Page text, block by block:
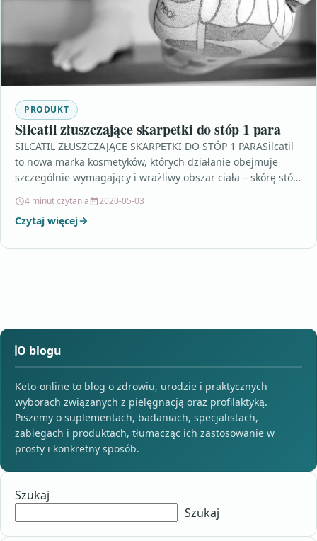
PRODUKT
Silcatil złuszczające skarpetki do stóp 1 para
SILCATIL ZŁUSZCZAJĄCE SKARPETKI DO STÓP 1 PARASilcatil
to nowa marka kosmetyków, których działanie obejmuje
szczególnie wymagający i wrażliwy obszar ciała – skórę stóp.
4 minut czytania 2020-05-03
Czytaj więcej
O blogu
Keto-online to blog o zdrowiu, urodzie i praktycznych
wyborach związanych z pielęgnacją oraz profilaktyką.
Piszemy o suplementach, badaniach, specjalistach,
zabiegach i produktach, tłumacząc ich zastosowanie w
prosty i konkretny sposób.
Szukaj
Szukaj